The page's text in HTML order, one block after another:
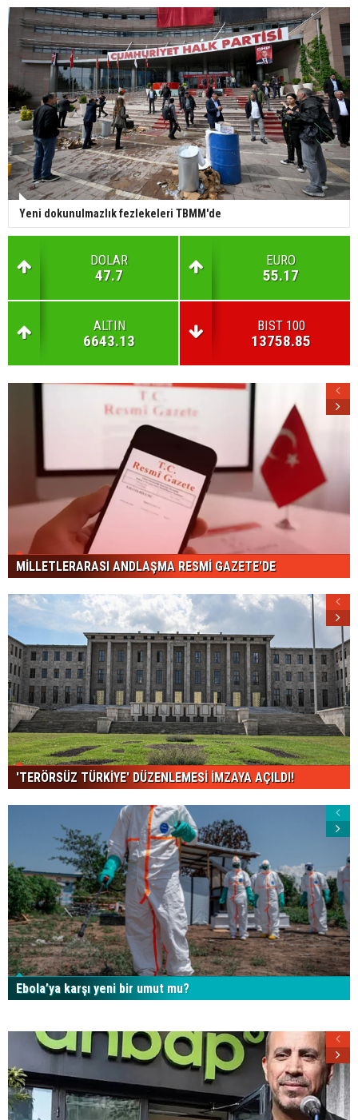
Yeni dokunulmazlık fezlekeleri TBMM'de
DOLAR
47.7
EURO
55.17
ALTIN
6643.13
BIST 100
13758.85
MİLLETLERARASI ANDLAŞMA RESMİ GAZETE'DE
'TERÖRSÜZ TÜRKİYE' DÜZENLEMESİ İMZAYA AÇILDI!
Ebola’ya karşı yeni bir umut mu?